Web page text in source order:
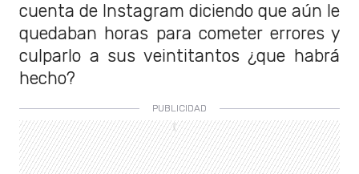
cuenta de Instagram diciendo que aún le
quedaban horas para cometer errores y
culparlo a sus veintitantos ¿que habrá
hecho?